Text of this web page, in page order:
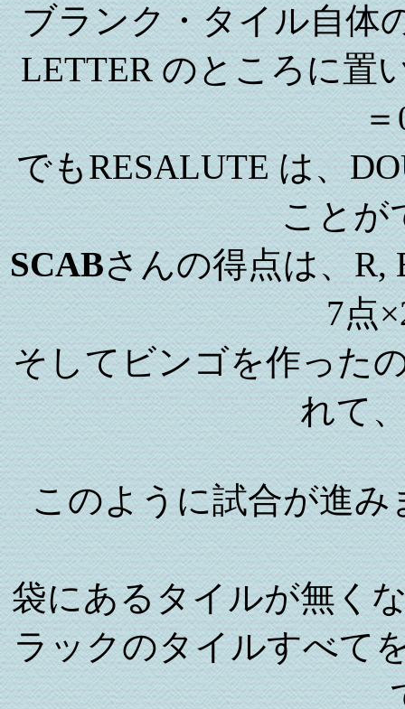
ブランク・タイル自体
LETTER のところに置
でもRESALUTE は、
ことが
SCABさんの得点は、R,
7点
そしてビンゴを作った
れて
このように試合が進
袋にあるタイルが無く
ラックのタイルすべて